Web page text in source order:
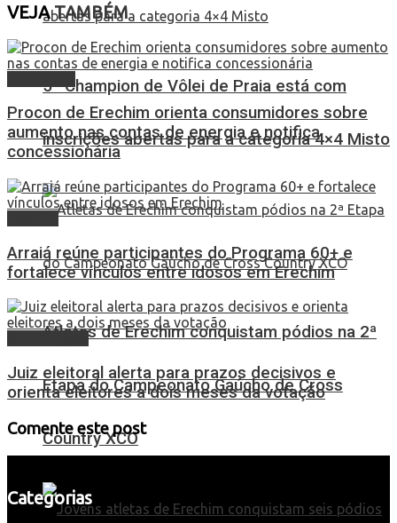
5º Champion de Vôlei de Praia está com
inscrições abertas para a categoria 4×4 Misto
Atletas de Erechim conquistam pódios na 2ª
Etapa do Campeonato Gaúcho de Cross
Country XCO
VEJATAMBÉM
Procon de Erechim orienta consumidores sobre
aumento nas contas de energia e notifica
concessionária
Arraiá reúne participantes do Programa 60+ e
fortalece vínculos entre idosos em Erechim
Juiz eleitoral alerta para prazos decisivos e
orienta eleitores a dois meses da votação
Comente este post
Categorias